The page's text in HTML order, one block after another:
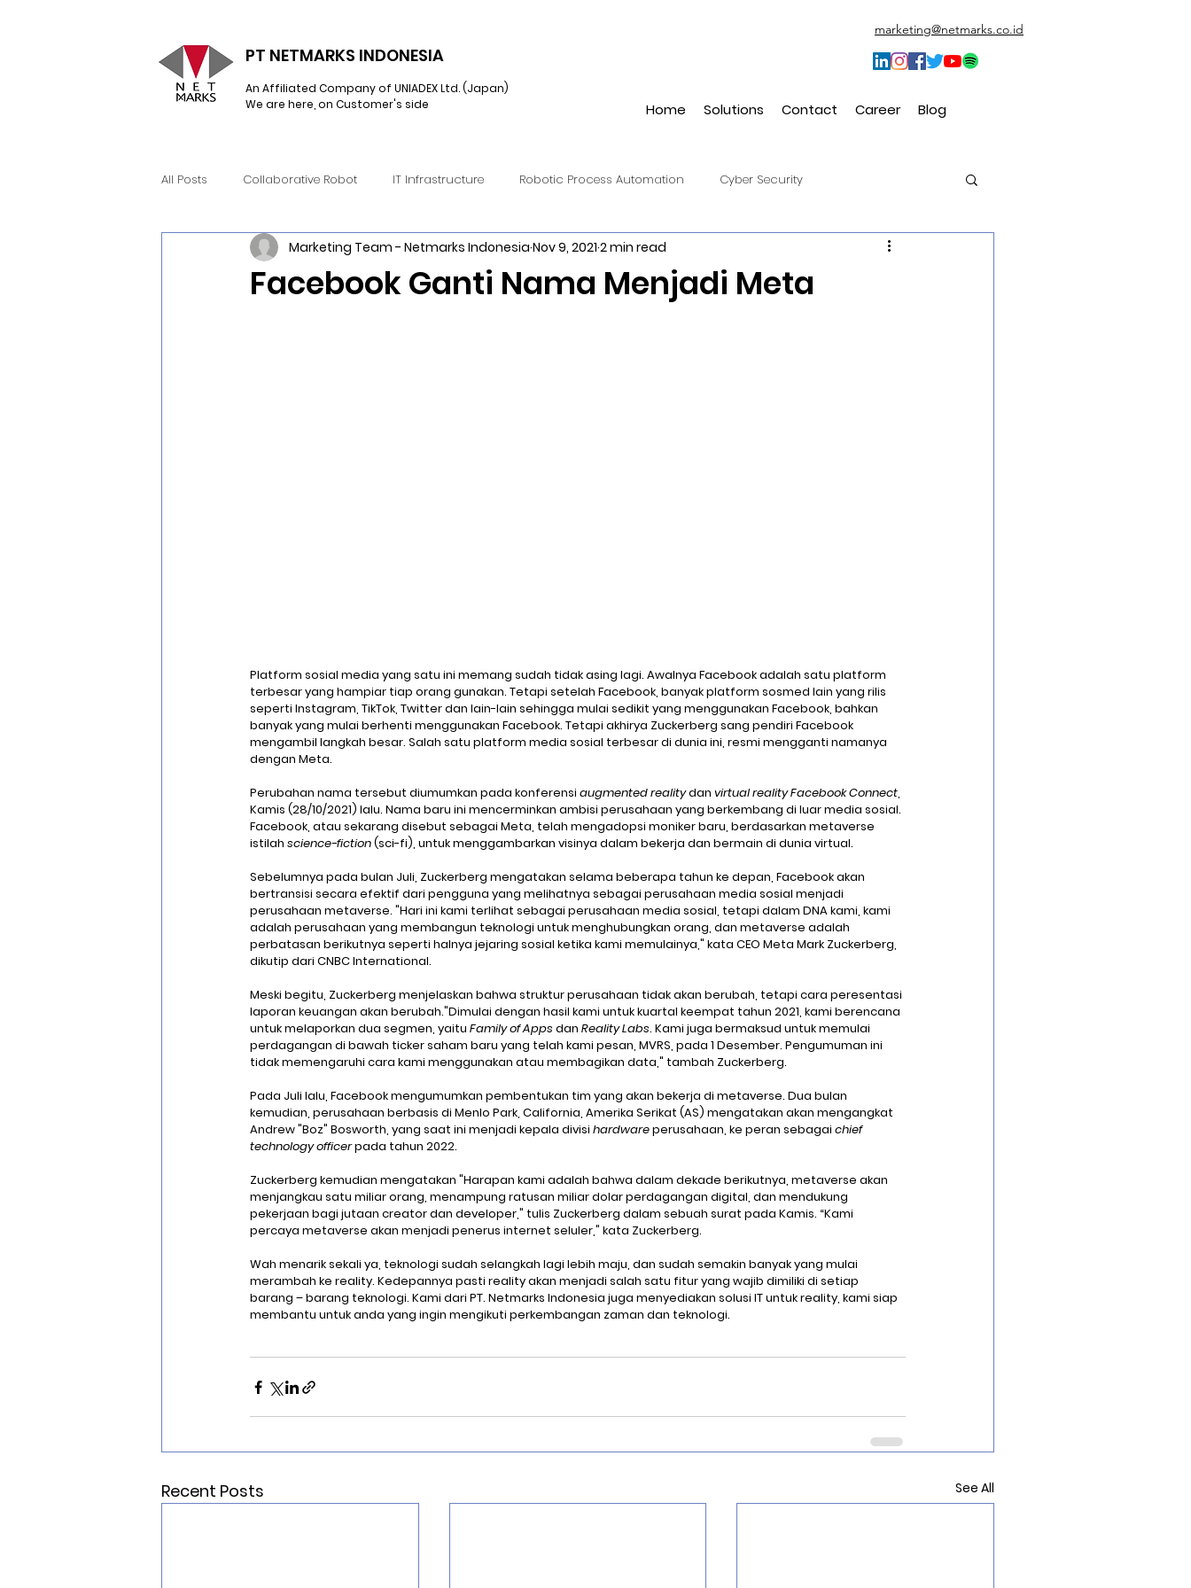
marketing@netmarks.co.id
PT NETMARKS INDONESIA
An Affiliated Company of UNIADEX Ltd. (Japan)
We are here, on Customer's side
Home Solutions Contact Career Blog
All Posts Collaborative Robot IT Infrastructure Robotic Process Automation Cyber Security
Network Infrastructure Hyperconverged Infrastructure IIoT Cloud Endpoint Management (CEM)
Facebook Ganti Nama Menjadi Meta
Marketing Team - Netmarks Indonesia Nov 9, 2021 2 min read
Platform sosial media yang satu ini memang sudah tidak asing lagi. Awalnya Facebook adalah satu platform
terbesar yang hampiar tiap orang gunakan. Tetapi setelah Facebook, banyak platform sosmed lain yang rilis
seperti Instagram, TikTok, Twitter dan lain-lain sehingga mulai sedikit yang menggunakan Facebook, bahkan
banyak yang mulai berhenti menggunakan Facebook. Tetapi akhirya Zuckerberg sang pendiri Facebook
mengambil langkah besar. Salah satu platform media sosial terbesar di dunia ini, resmi mengganti namanya
dengan Meta.
Perubahan nama tersebut diumumkan pada konferensi augmented reality dan virtual reality Facebook Connect,
Kamis (28/10/2021) lalu. Nama baru ini mencerminkan ambisi perusahaan yang berkembang di luar media sosial.
Facebook, atau sekarang disebut sebagai Meta, telah mengadopsi moniker baru, berdasarkan metaverse
istilah science-fiction (sci-fi), untuk menggambarkan visinya dalam bekerja dan bermain di dunia virtual.
Sebelumnya pada bulan Juli, Zuckerberg mengatakan selama beberapa tahun ke depan, Facebook akan
bertransisi secara efektif dari pengguna yang melihatnya sebagai perusahaan media sosial menjadi
perusahaan metaverse. "Hari ini kami terlihat sebagai perusahaan media sosial, tetapi dalam DNA kami, kami
adalah perusahaan yang membangun teknologi untuk menghubungkan orang, dan metaverse adalah
perbatasan berikutnya seperti halnya jejaring sosial ketika kami memulainya," kata CEO Meta Mark Zuckerberg,
dikutip dari CNBC International.
Meski begitu, Zuckerberg menjelaskan bahwa struktur perusahaan tidak akan berubah, tetapi cara peresentasi
laporan keuangan akan berubah."Dimulai dengan hasil kami untuk kuartal keempat tahun 2021, kami berencana
untuk melaporkan dua segmen, yaitu Family of Apps dan Reality Labs. Kami juga bermaksud untuk memulai
perdagangan di bawah ticker saham baru yang telah kami pesan, MVRS, pada 1 Desember. Pengumuman ini
tidak memengaruhi cara kami menggunakan atau membagikan data," tambah Zuckerberg.
Pada Juli lalu, Facebook mengumumkan pembentukan tim yang akan bekerja di metaverse. Dua bulan
kemudian, perusahaan berbasis di Menlo Park, California, Amerika Serikat (AS) mengatakan akan mengangkat
Andrew "Boz" Bosworth, yang saat ini menjadi kepala divisi hardware perusahaan, ke peran sebagai chief
technology officer pada tahun 2022.
Zuckerberg kemudian mengatakan "Harapan kami adalah bahwa dalam dekade berikutnya, metaverse akan
menjangkau satu miliar orang, menampung ratusan miliar dolar perdagangan digital, dan mendukung
pekerjaan bagi jutaan creator dan developer," tulis Zuckerberg dalam sebuah surat pada Kamis. “Kami
percaya metaverse akan menjadi penerus internet seluler," kata Zuckerberg.
Wah menarik sekali ya, teknologi sudah selangkah lagi lebih maju, dan sudah semakin banyak yang mulai
merambah ke reality. Kedepannya pasti reality akan menjadi salah satu fitur yang wajib dimiliki di setiap
barang – barang teknologi. Kami dari PT. Netmarks Indonesia juga menyediakan solusi IT untuk reality, kami siap
membantu untuk anda yang ingin mengikuti perkembangan zaman dan teknologi.
Recent Posts See All